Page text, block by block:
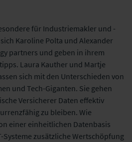
für Industriemakler und -
Karoline Polta und Alexander
partners und geben in ihrem
Laura Kauther und Martje
sich mit den Unterschieden von
und Tech-Giganten. Sie gehen
Versicherer Daten effektiv
zu bleiben. Wie
einer einheitlichen Datenbasis
zusätzliche Wertschöpfung